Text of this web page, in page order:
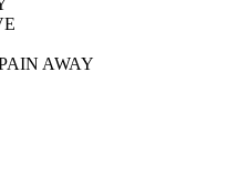
AWAY